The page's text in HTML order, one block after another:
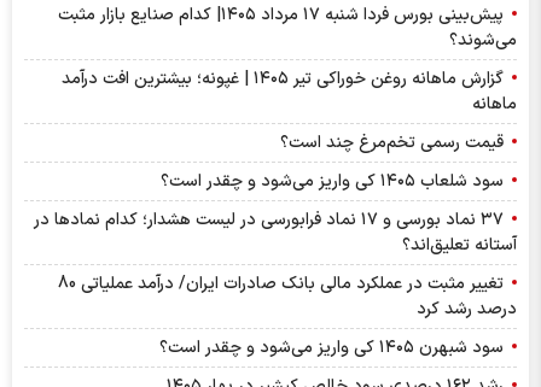
پیش‌بینی بورس فردا شنبه ۱۷ مرداد ۱۴۰۵| کدام صنایع بازار مثبت
می‌شوند؟
گزارش ماهانه روغن خوراکی تیر ۱۴۰۵ | غپونه؛ بیشترین افت درآمد
ماهانه
قیمت رسمی تخم‌مرغ چند است؟
سود شلعاب ۱۴۰۵ کی واریز می‌شود و چقدر است؟
۳۷ نماد بورسی و ۱۷ نماد فرابورسی در لیست هشدار؛ کدام نماد‌ها در
آستانه تعلیق‌اند؟
تغییر مثبت در عملکرد مالی بانک صادرات ایران/ درآمد عملیاتی 80
درصد رشد کرد
سود شبهرن ۱۴۰۵ کی واریز می‌شود و چقدر است؟